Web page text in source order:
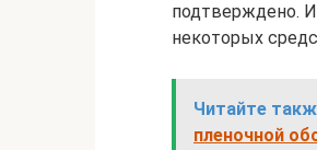
подтверждено.
некоторых
Читайте
пленочной